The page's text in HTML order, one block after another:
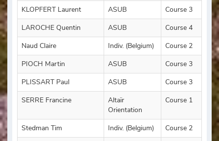
KLOPFERT Laurent
ASUB
Course 3
LAROCHE Quentin
ASUB
Course 4
Naud Claire
Indiv. (Belgium)
Course 2
PIOCH Martin
ASUB
Course 3
PLISSART Paul
ASUB
Course 3
SERRE Francine
Altaïr
Orientation
Course 1
Stedman Tim Indiv. (Belgium)
Course 2